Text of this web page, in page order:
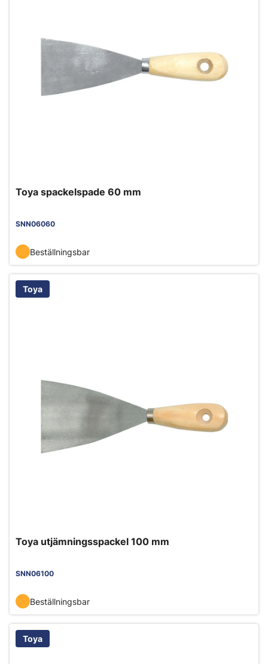
Toya spackelspade 60 mm
SNN06060
Beställningsbar
Toya
Toya utjämningsspackel 100 mm
SNN06100
Beställningsbar
Toya